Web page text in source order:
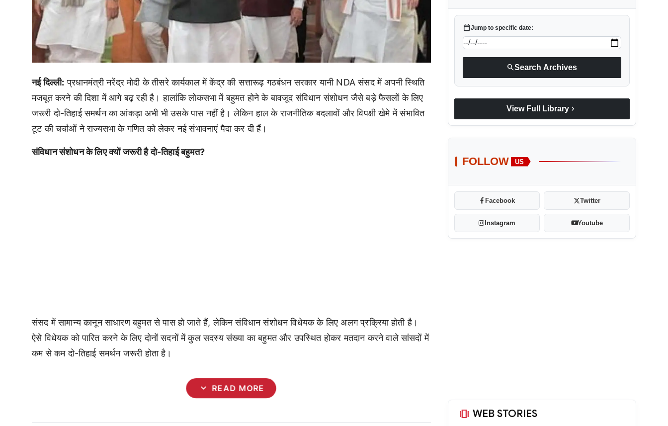
नई दिल्ली: प्रधानमंत्री नरेंद्र मोदी के तीसरे कार्यकाल में केंद्र की सत्तारूढ़ गठबंधन सरकार यानी NDA संसद में अपनी स्थिति
मजबूत करने की दिशा में आगे बढ़ रही है। हालांकि लोकसभा में बहुमत होने के बावजूद संविधान संशोधन जैसे बड़े फैसलों के लिए
जरूरी दो-तिहाई समर्थन का आंकड़ा अभी भी उसके पास नहीं है। लेकिन हाल के राजनीतिक बदलावों और विपक्षी खेमे में संभावित
टूट की चर्चाओं ने राज्यसभा के गणित को लेकर नई संभावनाएं पैदा कर दी हैं।
संविधान संशोधन के लिए क्यों जरूरी है दो-तिहाई बहुमत?
संसद में सामान्य कानून साधारण बहुमत से पास हो जाते हैं, लेकिन संविधान संशोधन विधेयक के लिए अलग प्रक्रिया होती है।
ऐसे विधेयक को पारित करने के लिए दोनों सदनों में कुल सदस्य संख्या का बहुमत और उपस्थित होकर मतदान करने वाले सांसदों में
कम से कम दो-तिहाई समर्थन जरूरी होता है।
expand_more READ MORE
calendar_todayJump to specific date:
searchSearch Archives
View Full Library chevron_right
FOLLOW US
Facebook Twitter
Instagram Youtube
amp_stories WEB STORIES